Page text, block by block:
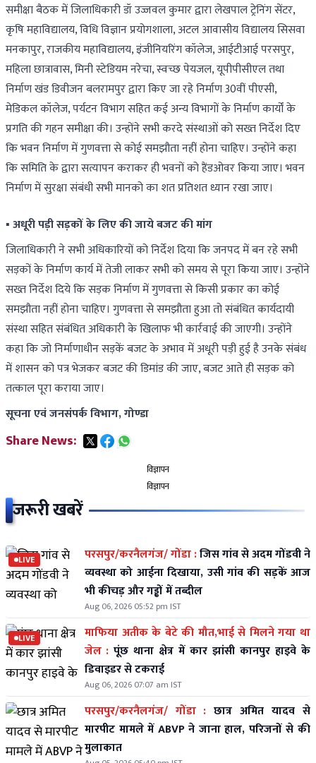
समीक्षा बैठक में जिलाधिकारी डॉ उज्जवल कुमार द्वारा लेखपाल ट्रेनिंग सेंटर,
कृषि महाविद्यालय, विधि विज्ञान प्रयोगशाला, अटल आवासीय विद्यालय सिसवा
मनकापुर, राजकीय महाविद्यालय, इंजीनियरिंग कॉलेज, आईटीआई परसपुर,
महिला छात्रावास, मिनी स्टेडियम नरेचा, स्वच्छ पेयजल, यूपीपीसीएल तथा
निर्माण खंड डिवीजन बलरामपुर द्वारा किए जा रहे निर्माण 30वीं पीएसी,
मेडिकल कॉलेज, पर्यटन विभाग सहित कई अन्य विभागों के निर्माण कार्यों के
प्रगति की गहन समीक्षा की। उन्होंने सभी करदे संस्थाओं को सख्त निर्देश दिए
कि भवन निर्माण में गुणवत्ता से कोई समझौता नहीं होना चाहिए। उन्होंने कहा
कि समिति के द्वारा सत्यापन कराकर ही भवनों को हैंडओवर किया जाए। भवन
निर्माण में सुरक्षा संबंधी सभी मानको का शत प्रतिशत ध्यान रखा जाए।
▪️ अधूरी पड़ी सड़कों के लिए की जाये बजट की मांग
जिलाधिकारी ने सभी अधिकारियों को निर्देश दिया कि जनपद में बन रहे सभी
सड़कों के निर्माण कार्य में तेजी लाकर सभी को समय से पूरा किया जाए। उन्होंने
सख्त निर्देश दिये कि सड़क निर्माण में गुणवत्ता से किसी प्रकार का कोई
समझौता नहीं होना चाहिए। गुणवत्ता से समझौता हुआ तो संबंधित कार्यदायी
संस्था सहित संबंधित अधिकारी के खिलाफ भी कार्रवाई की जाएगी। उन्होंने
कहा कि जो निर्माणाधीन सड़कें बजट के अभाव में अधूरी पड़ी हुई है उनके संबंध
में शासन को पत्र भेजकर बजट की डिमांड की जाए, बजट आते ही सड़क को
तत्काल पूरा कराया जाए।
सूचना एवं जनसंपर्क विभाग, गोण्डा
Share News:
विज्ञापन
विज्ञापन
जरूरी खबरें
LIVE परसपुर/करनैलगंज/ गोंडा :जिस गांव से अदम गोंडवी ने
व्यवस्था को आईना दिखाया, उसी गांव की सड़कें आज
भी कीचड़ और गड्ढों में तब्दील
Aug 06, 2026 05:52 pm IST
LIVE
माफिया अतीक के बेटे की मौत,भाई से मिलने गया था
जेल : पूंछ थाना क्षेत्र में कार झांसी कानपुर हाइवे के
डिवाइडर से टकराई
Aug 06, 2026 07:07 am IST
परसपुर/करनैलगंज/ गोंडा : छात्र अमित यादव से
मारपीट मामले में ABVP ने जाना हाल, परिजनों से की
मुलाकात